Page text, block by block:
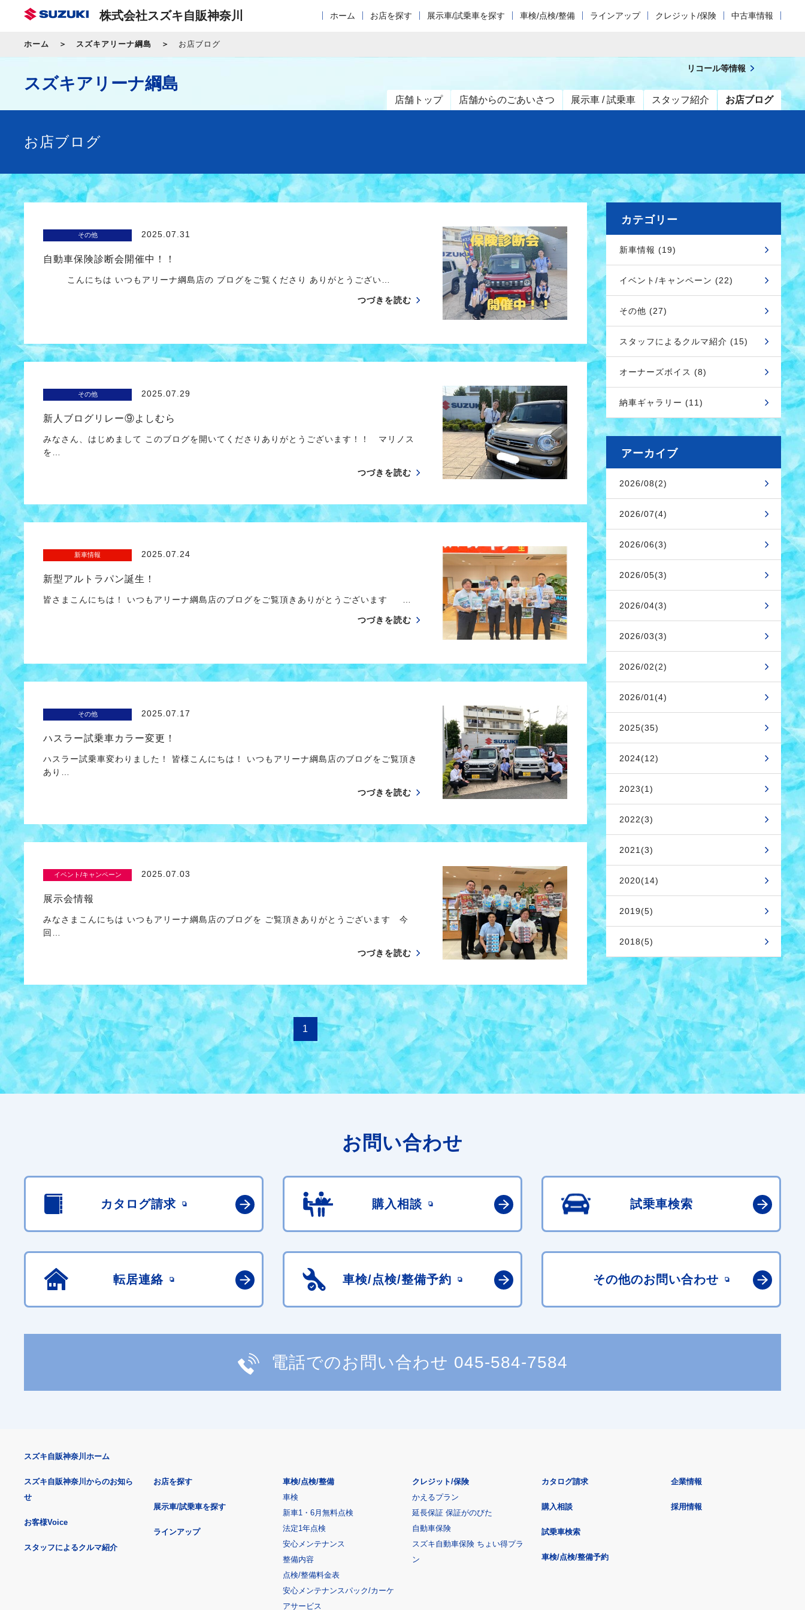
株式会社スズキ自販神奈川 ホーム お店を探す 展示車/試乗車を探す 車検/点検/整備 ラインアップ クレジット/保険 中古車情報
ホーム スズキアリーナ綱島 お店ブログ
スズキアリーナ綱島
店舗トップ 店舗からのごあいさつ 展示車 / 試乗車 スタッフ紹介 お店ブログ
リコール等情報
お店ブログ
その他 2025.07.31
自動車保険診断会開催中！！
こんにちは いつもアリーナ綱島店の ブログをご覧くださり ありがとうござい…
つづきを読む
その他 2025.07.29
新人ブログリレー⑨よしむら
みなさん、はじめまして このブログを開いてくださりありがとうございます！！ マリノス
を…
つづきを読む
新車情報 2025.07.24
新型アルトラパン誕生！
皆さまこんにちは！ いつもアリーナ綱島店のブログをご覧頂きありがとうございます …
つづきを読む
その他 2025.07.17
ハスラー試乗車カラー変更！
ハスラー試乗車変わりました！ 皆様こんにちは！ いつもアリーナ綱島店のブログをご覧頂き
あり…
つづきを読む
イベント/キャンペーン 2025.07.03
展示会情報
みなさまこんにちは いつもアリーナ綱島店のブログを ご覧頂きありがとうございます 今
回…
つづきを読む
1
カテゴリー
新車情報 (19)
イベント/キャンペーン (22)
その他 (27)
スタッフによるクルマ紹介 (15)
オーナーズボイス (8)
納車ギャラリー (11)
アーカイブ
2026/08(2)
2026/07(4)
2026/06(3)
2026/05(3)
2026/04(3)
2026/03(3)
2026/02(2)
2026/01(4)
2025(35)
2024(12)
2023(1)
2022(3)
2021(3)
2020(14)
2019(5)
2018(5)
お問い合わせ
カタログ請求 購入相談 試乗車検索
転居連絡 車検/点検/整備予約 その他のお問い合わせ
電話でのお問い合わせ 045-584-7584
スズキ自販神奈川ホーム
スズキ自販神奈川からのお知ら
せ
お客様Voice
スタッフによるクルマ紹介
お店を探す
展示車/試乗車を探す
ラインアップ
車検/点検/整備
車検
新車1・6月無料点検
法定1年点検
安心メンテナンス
整備内容
点検/整備料金表
安心メンテナンスパック/カーケ
アサービス
クレジット/保険
かえるプラン
延長保証 保証がのびた
自動車保険
スズキ自動車保険 ちょい得プラ
ン
カタログ請求
購入相談
試乗車検索
車検/点検/整備予約
企業情報
採用情報